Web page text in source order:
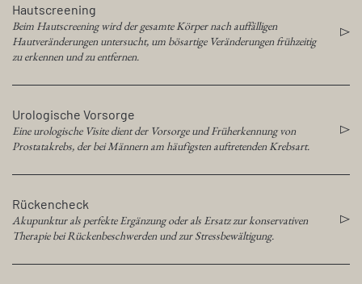
Hautscreening
Beim Hautscreening wird der gesamte Körper nach auffälligen
Hautveränderungen untersucht, um bösartige Veränderungen frühzeitig
zu erkennen und zu entfernen.
Urologische Vorsorge
Eine urologische Visite dient der Vorsorge und Früherkennung von
Prostatakrebs, der bei Männern am häufigsten auftretenden Krebsart.
Rückencheck
Akupunktur als perfekte Ergänzung oder als Ersatz zur konservativen
Therapie bei Rückenbeschwerden und zur Stressbewältigung.